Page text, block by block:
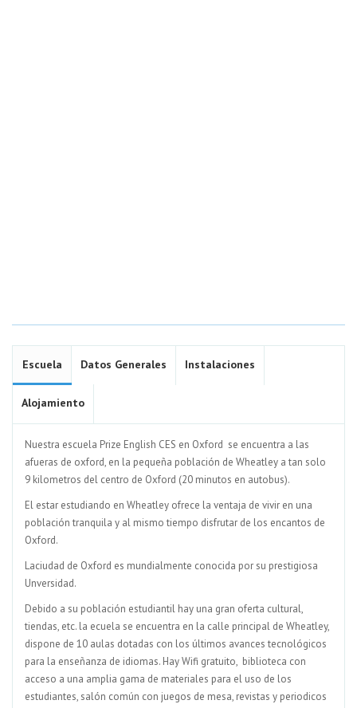
Escuela Datos Generales Instalaciones
Alojamiento
Nuestra escuela Prize English CES en Oxford se encuentra a las
afueras de oxford, en la pequeña población de Wheatley a tan solo
9 kilometros del centro de Oxford (20 minutos en autobus).
El estar estudiando en Wheatley ofrece la ventaja de vivir en una
población tranquila y al mismo tiempo disfrutar de los encantos de
Oxford.
Laciudad de Oxford es mundialmente conocida por su prestigiosa
Unversidad.
Debido a su población estudiantil hay una gran oferta cultural,
tiendas, etc. la ecuela se encuentra en la calle principal de Wheatley,
dispone de 10 aulas dotadas con los últimos avances tecnológicos
para la enseñanza de idiomas. Hay Wifi gratuito, biblioteca con
acceso a una amplia gama de materiales para el uso de los
estudiantes, salón común con juegos de mesa, revistas y periodicos